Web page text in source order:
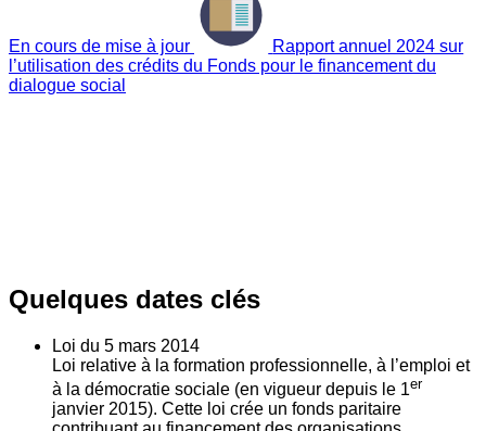
En cours de mise à jour
Rapport annuel 2024 sur
l’utilisation des crédits du Fonds pour le financement du
dialogue social
Quelques dates clés
Loi du 5 mars 2014
Loi relative à la formation professionnelle, à l’emploi et
à la démocratie sociale (en vigueur depuis le 1er
janvier 2015). Cette loi crée un fonds paritaire